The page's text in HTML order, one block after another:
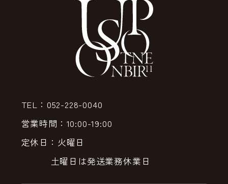
TEL：052-228-0040
営業時間：10:00-19:00
定休日：火曜日
土曜日は発送業務休業日